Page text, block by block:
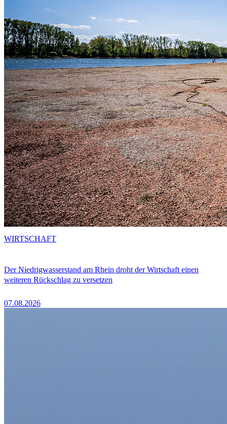
Der Niedrigwasserstand am Rhein droht der Wirtschaft einen
weiteren Rückschlag zu versetzen
07.08.2026
WIRTSCHAFT